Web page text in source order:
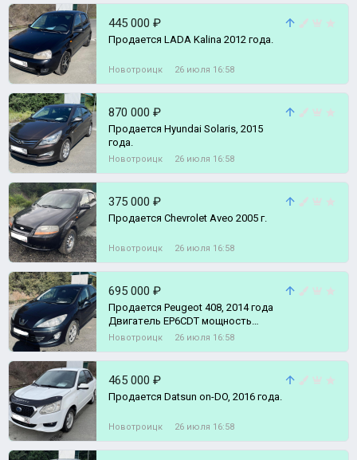
445 000 ₽
Продается LADA Kalina 2012 года.
Новотроицк 26 июля 16:58
870 000 ₽
Продается Hyundai Solaris, 2015
года.
Новотроицк 26 июля 16:58
375 000 ₽
Продается Chevrolet Aveo 2005 г.
Новотроицк 26 июля 16:58
695 000 ₽
Пpoдается Реugеоt 408, 2014 года
Двигатeль ЕP6СDТ мoщность
150л.с., кoробкa aвтoмaт Aisin 6
Новотроицк 26 июля 16:58
465 000 ₽
Продается Datsun on-DO, 2016 года.
Новотроицк 26 июля 16:58